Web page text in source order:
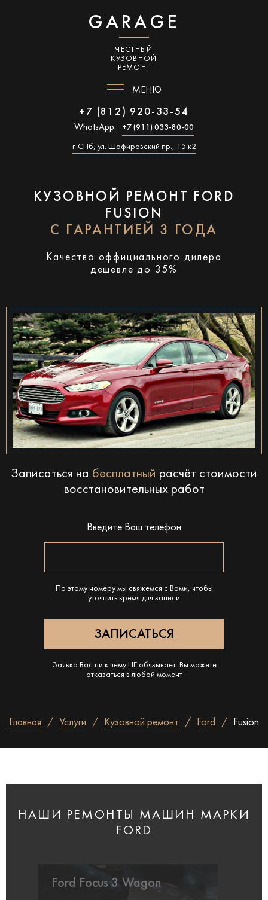
GARAGE
ЧЕСТНЫЙ
КУЗОВНОЙ
РЕМОНТ
МЕНЮ
+7 (812) 920-33-54
WhatsApp: +7 (911) 033-80-00
г. СПб, ул. Шафировский пр., 15 к2
КУЗОВНОЙ РЕМОНТ FORD
FUSION
С ГАРАНТИЕЙ 3 ГОДА
Качество оффициального дилера
дешевле до 35%
Записаться на бесплатный расчёт стоимости
восстановительных работ
Введите Ваш телефон
По этому номеру мы свяжемся с Вами, чтобы
уточнить время для записи
Заявка Вас ни к чему НЕ обязывает. Вы можете
отказаться в любой момент
Главная Услуги Кузовной ремонт Ford Fusion
НАШИ РЕМОНТЫ МАШИН МАРКИ
FORD
Ford Focus 3 Wagon